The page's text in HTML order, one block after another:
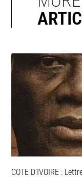
COTE D’IVOIRE :